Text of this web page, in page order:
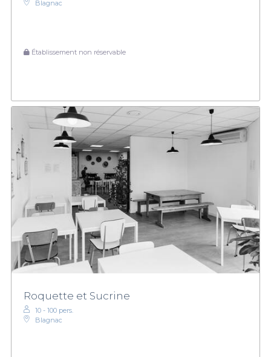
Blagnac
Établissement non réservable
Roquette et Sucrine
10 - 100 pers.
Blagnac